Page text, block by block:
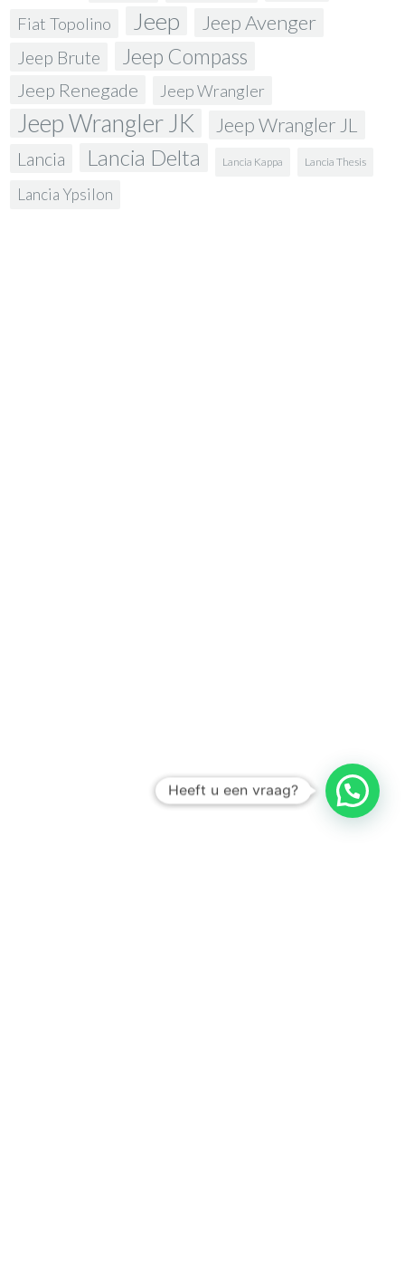
Fiat Topolino Jeep Jeep Avenger
Jeep Brute Jeep Compass
Jeep Renegade Jeep Wrangler
Jeep Wrangler JK Jeep Wrangler JL
Lancia Lancia Delta Lancia Kappa Lancia Thesis
Lancia Ypsilon
Heeft u een vraag?